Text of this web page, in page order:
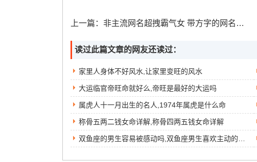
上一篇： 非主流网名超拽霸气女 带方字的网名霸气超拽
读过此篇文章的网友还读过：
家里人身体不好风水,让家里变旺的风水
大运临官帝旺命就好么,帝旺是最好的大运吗
属虎人十一月出生的名人,1974年属虎是什么命
称骨五两二钱女命详解,称骨四两五钱女命详解